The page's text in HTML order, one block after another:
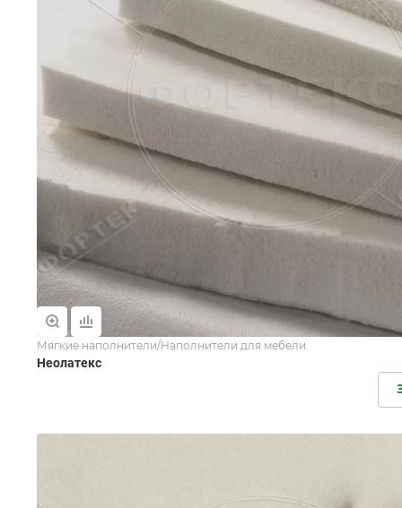
Мягкие наполнители/Наполнители для мебели
Неолатекс